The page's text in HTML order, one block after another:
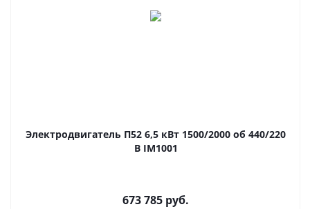
Электродвигатель П52 6,5 кВт 1500/2000 об 440/220
В IM1001
673 785 руб.